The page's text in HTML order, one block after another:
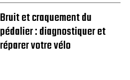
Bruit et craquement du
pédalier : diagnostiquer et
réparer votre vélo